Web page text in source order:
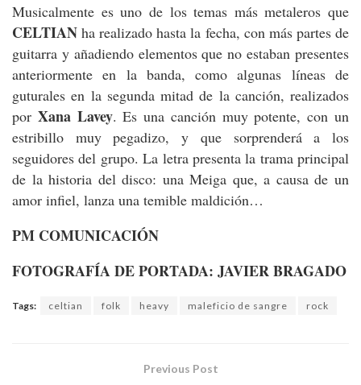
Musicalmente es uno de los temas más metaleros que
CELTIAN ha realizado hasta la fecha, con más partes de
guitarra y añadiendo elementos que no estaban presentes
anteriormente en la banda, como algunas líneas de
guturales en la segunda mitad de la canción, realizados
por Xana Lavey. Es una canción muy potente, con un
estribillo muy pegadizo, y que sorprenderá a los
seguidores del grupo. La letra presenta la trama principal
de la historia del disco: una Meiga que, a causa de un
amor infiel, lanza una temible maldición…
PM COMUNICACIÓN
FOTOGRAFÍA DE PORTADA: JAVIER BRAGADO
Tags: celtian folk heavy maleficio de sangre rock
Previous Post